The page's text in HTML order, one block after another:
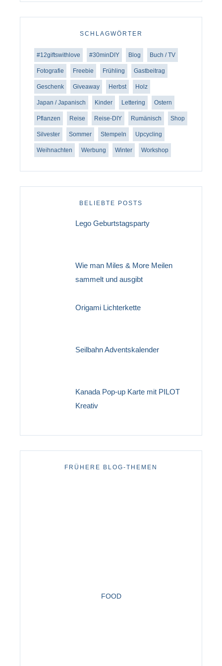
SCHLAGWÖRTER
#12giftswithlove #30minDIY Blog Buch / TV
Fotografie Freebie Frühling Gastbeitrag
Geschenk Giveaway Herbst Holz
Japan / Japanisch Kinder Lettering Ostern
Pflanzen Reise Reise-DIY Rumänisch Shop
Silvester Sommer Stempeln Upcycling
Weihnachten Werbung Winter Workshop
BELIEBTE POSTS
Lego Geburtstagsparty
Wie man Miles & More Meilen
sammelt und ausgibt
Origami Lichterkette
Seilbahn Adventskalender
Kanada Pop-up Karte mit PILOT
Kreativ
FRÜHERE BLOG-THEMEN
FOOD